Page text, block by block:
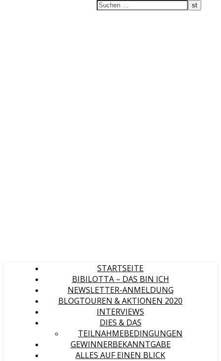
STARTSEITE
BIBILOTTA – DAS BIN ICH
NEWSLETTER-ANMELDUNG
BLOGTOUREN & AKTIONEN 2020
INTERVIEWS
DIES & DAS
TEILNAHMEBEDINGUNGEN
GEWINNERBEKANNTGABE
ALLES AUF EINEN BLICK